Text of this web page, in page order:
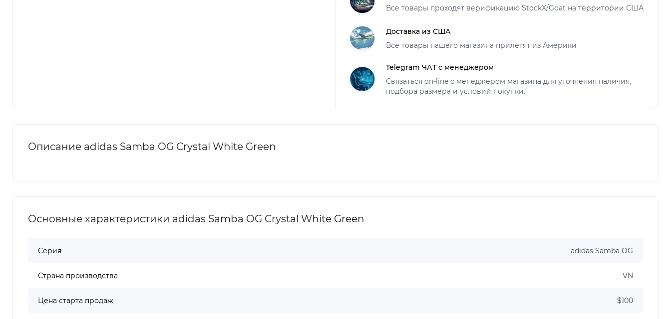
Все товары проходят верификацию StockX/Goat на территории США
Доставка из США
Все товары нашего магазина прилетят из Америки
Telegram ЧАТ с менеджером
Связаться on-line с менеджером магазина для уточнения наличия,
подбора размера и условий покупки.
Описание adidas Samba OG Crystal White Green
Основные характеристики adidas Samba OG Crystal White Green
Серия adidas Samba OG
Страна производства VN
Цена старта продаж $100